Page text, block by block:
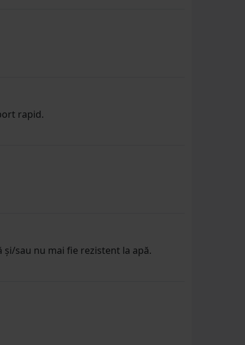
rapid.
sau nu mai fie rezistent la apă.